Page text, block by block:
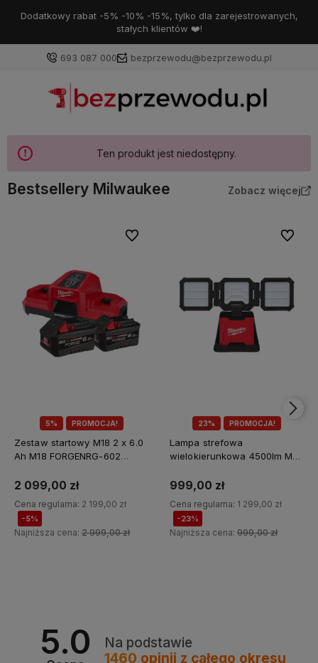
Dodatkowy rabat -5% -10% -15%, tylko dla zarejestrowanych,
stałych klientów ❤️!
693 087 000 bezprzewodu@bezprzewodu.pl
Ten produkt jest niedostępny.
Bestsellery Milwaukee Zobacz więcej
5% PROMOCJA!
Zestaw startowy M18 2 x 6.0
Ah M18 FORGENRG-602
2 099,00 zł
Cena regularna: 2 199,00 zł
-5%
Najniższa cena: 2 999,00 zł
Do ulubionych
23% PROMOCJA!
Lampa strefowa
wielokierunkowa 4500lm M18
999,00 zł
Cena regularna: 1 299,00 zł
-23%
Najniższa cena: 999,00 zł
Do
5.0
Na podstawie
1460 opinii z całego okresu